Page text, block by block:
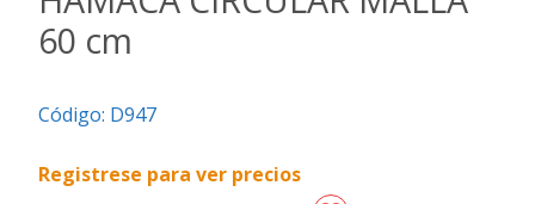
Regalos
especiales
60 cm
Código: D947
Registrese para ver precios